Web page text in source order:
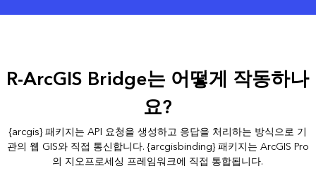
R-ArcGIS Bridge는 어떻게 작동하나
요?
{arcgis} 패키지는 API 요청을 생성하고 응답을 처리하는 방식으로 기
관의 웹 GIS와 직접 통신합니다. {arcgisbinding} 패키지는 ArcGIS Pro
의 지오프로세싱 프레임워크에 직접 통합됩니다.